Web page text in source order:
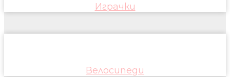
Играчки
Велосипеди